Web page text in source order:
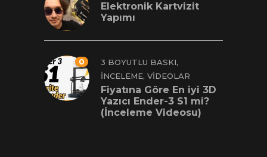
Elektronik Kartvizit
Yapımı
0 3 BOYUTLU BASKI,
İNCELEME, VIDEOLAR
Fiyatına Göre En iyi 3D
Yazıcı Ender-3 S1 mi?
(İnceleme Videosu)